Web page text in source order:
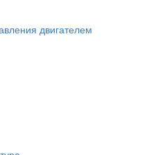
двигателем